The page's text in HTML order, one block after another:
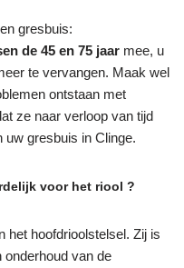
gresbuis:
de 45 en 75 jaar mee, u
te vervangen. Maak wel
ontstaan met
ze naar verloop van tijd
uw gresbuis in Clinge.
voor het riool ?
het hoofdrioolstelsel. Zij is
onderhoud van de